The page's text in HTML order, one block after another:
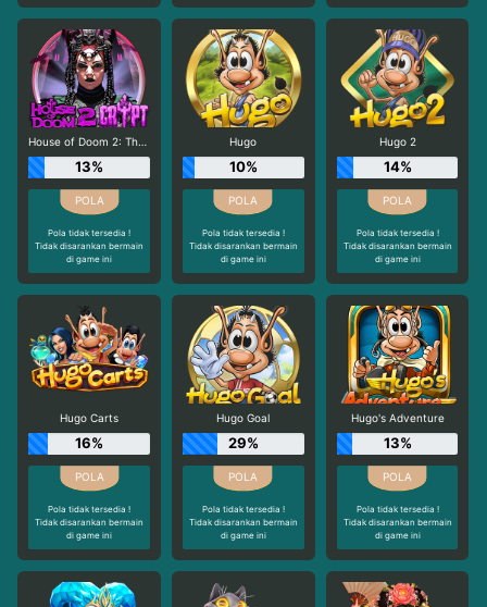
House of Doom 2: The Crypt
13%
Pola tidak tersedia !
Tidak disarankan bermain
di game ini
Hugo
10%
Pola tidak tersedia !
Tidak disarankan bermain
di game ini
Hugo 2
14%
Pola tidak tersedia !
Tidak disarankan bermain
di game ini
Hugo Carts
16%
Pola tidak tersedia !
Tidak disarankan bermain
di game ini
Hugo Goal
29%
Pola tidak tersedia !
Tidak disarankan bermain
di game ini
Hugo's Adventure
13%
Pola tidak tersedia !
Tidak disarankan bermain
di game ini